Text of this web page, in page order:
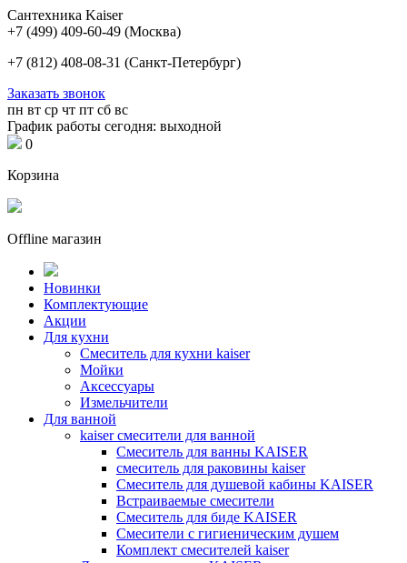
Сантехника Kaiser
+7 (499) 409-60-49 (Москва)
+7 (812) 408-08-31 (Санкт-Петербург)
Заказать звонок
пн вт ср чт пт сб вс
График работы сегодня: выходной
0
Корзина
Offline магазин
Новинки
Комплектующие
Акции
Для кухни
Cмеситель для кухни kaiser
Мойки
Аксессуары
Измельчители
Для ванной
kaiser смесители для ванной
Смеситель для ванны KAISER
смеситель для раковины kaiser
Смеситель для душевой кабины KAISER
Встраиваемые смесители
Смеситель для биде KAISER
Смесители с гигиеническим душем
Комплект смесителей kaiser